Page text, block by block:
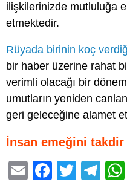
ilişkilerinizde mutluluğa
etmektedir.
Rüyada birinin koç
bir haber üzerine rahat
verimli olacağı bir
umutların yeniden
geri geleceğine alamet
İnsan emeğini takdir
E
F
T
T